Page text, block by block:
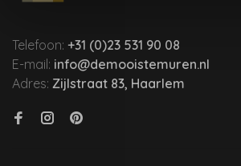
Telefoon: +31 (0)23 531 90 08
E-mail: info@demooistemuren.nl
Adres: Zijlstraat 83, Haarlem